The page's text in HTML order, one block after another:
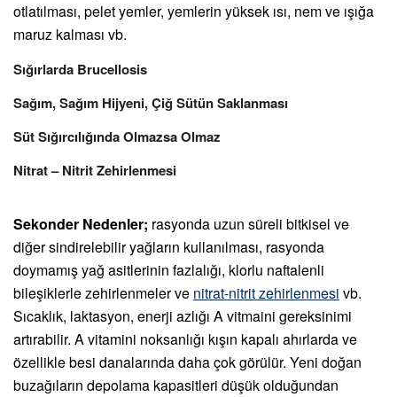
otlatılması, pelet yemler, yemlerin yüksek ısı, nem ve ışığa
maruz kalması vb.
Sığırlarda Brucellosis
Sağım, Sağım Hijyeni, Çiğ Sütün Saklanması
Süt Sığırcılığında Olmazsa Olmaz
Nitrat – Nitrit Zehirlenmesi
Sekonder Nedenler; rasyonda uzun süreli bitkisel ve
diğer sindirelebilir yağların kullanılması, rasyonda
doymamış yağ asitlerinin fazlalığı, klorlu naftalenli
bileşiklerle zehirlenmeler ve nitrat-nitrit zehirlenmesi vb.
Sıcaklık, laktasyon, enerji azlığı A vitmaini gereksinimi
artırabilir. A vitamini noksanlığı kışın kapalı ahırlarda ve
özellikle besi danalarında daha çok görülür. Yeni doğan
buzağıların depolama kapasitleri düşük olduğundan